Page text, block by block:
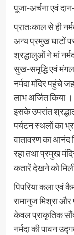
पूजा-अर्चना एवं
प्रातःकाल से ही
अन्य प्रमुख घाटों
श्रद्धालुओं ने मां
सुख-समृद्धि एवं मंगल
नर्मदा मंदिर पहुंचे
लाभ अर्जित किया ।
इसके उपरांत
पर्यटन स्थलों का
वातावरण का आनंद
रहा तथा प्रमुख
कतारें देखने को
पिपरिया कला एवं
रामानुज मिश्रा
केवल प्राकृतिक
नर्मदा की पावन